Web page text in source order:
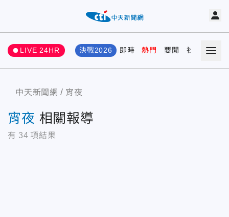
LIVE 24HR 決戰2026 即時 熱門 要聞 社會 娛樂
中天新聞網 宵夜
宵夜 相關報導
有 34 項結果